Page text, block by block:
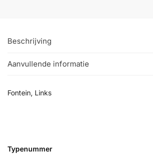
Beschrijving
Aanvullende informatie
Fontein, Links
Typenummer